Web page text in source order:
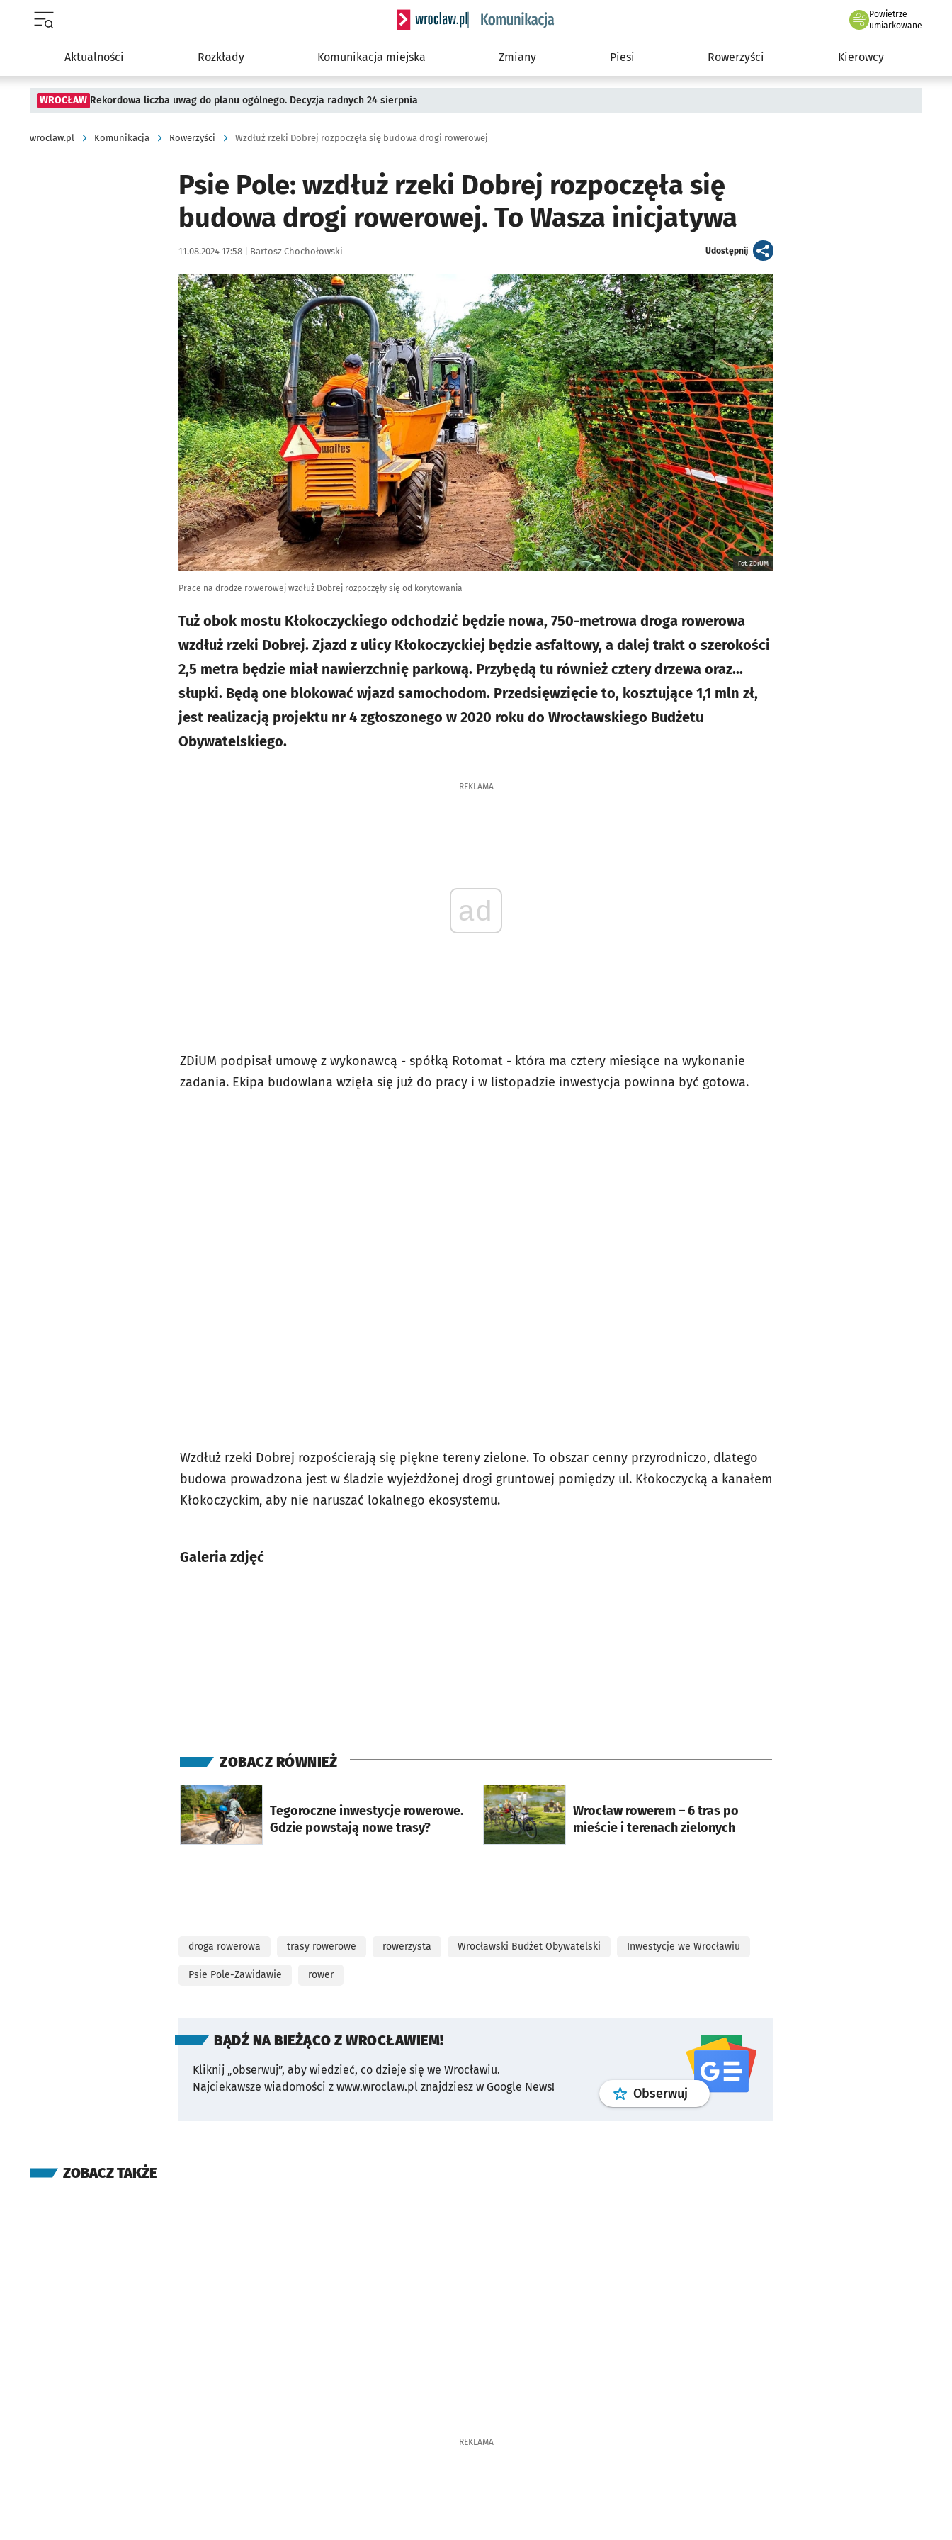
Serwis informacyjny wroclaw.pl podserwis: Komunikacja
Powietrze
we Wrocławiu
umiarkowane
Aktualności Rozkłady Komunikacja miejska Zmiany Piesi Rowerzyści Kierowcy
WROCŁAW Rekordowa liczba uwag do planu ogólnego. Decyzja radnych 24 sierpnia
wroclaw.pl Komunikacja Rowerzyści Wzdłuż rzeki Dobrej rozpoczęła się budowa drogi rowerowej
Psie Pole: wzdłuż rzeki Dobrej rozpoczęła się
budowa drogi rowerowej. To Wasza inicjatywa
Data publikacji:
11.08.2024 17:58 | Autor:
Bartosz Chochołowski Udostępnijartykuł
Kliknij, aby powiększyć
Fot. ZDiUM
Prace na drodze rowerowej wzdłuż Dobrej rozpoczęły się od korytowania
Tuż obok mostu Kłokoczyckiego odchodzić będzie nowa, 750-metrowa droga rowerowa
wzdłuż rzeki Dobrej. Zjazd z ulicy Kłokoczyckiej będzie asfaltowy, a dalej trakt o szerokości
2,5 metra będzie miał nawierzchnię parkową. Przybędą tu również cztery drzewa oraz...
słupki. Będą one blokować wjazd samochodom. Przedsięwzięcie to, kosztujące 1,1 mln zł,
jest realizacją projektu nr 4 zgłoszonego w 2020 roku do Wrocławskiego Budżetu
Obywatelskiego.
REKLAMA
ad
ZDiUM podpisał umowę z wykonawcą - spółką Rotomat - która ma cztery miesiące na wykonanie
zadania. Ekipa budowlana wzięła się już do pracy i w listopadzie inwestycja powinna być gotowa.
Wzdłuż rzeki Dobrej rozpościerają się piękne tereny zielone. To obszar cenny przyrodniczo, dlatego
budowa prowadzona jest w śladzie wyjeżdżonej drogi gruntowej pomiędzy ul. Kłokoczycką a kanałem
Kłokoczyckim, aby nie naruszać lokalnego ekosystemu.
Galeria zdjęć
ZOBACZ RÓWNIEŻ
Tegoroczne inwestycje rowerowe.
Gdzie powstają nowe trasy?
otworzy się w nowej karcie
Wrocław rowerem – 6 tras po
mieście i terenach zielonych
otworzy się w nowej karcie
droga rowerowa trasy rowerowe rowerzysta Wrocławski Budżet Obywatelski Inwestycje we Wrocławiu
Psie Pole-Zawidawie rower
BĄDŹ NA BIEŻĄCO Z WROCŁAWIEM!
Kliknij „obserwuj”, aby wiedzieć, co dzieje się we Wrocławiu.
Najciekawsze wiadomości z www.wroclaw.pl znajdziesz w Google News!
Obserwuj profilgoogle news
ZOBACZ TAKŻE
REKLAMA